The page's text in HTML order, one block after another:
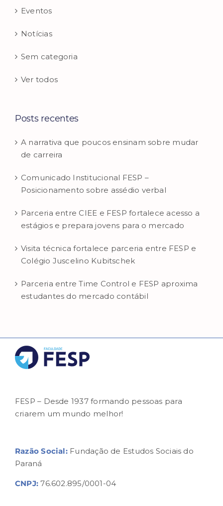
Eventos
Notícias
Sem categoria
Ver todos
Posts recentes
A narrativa que poucos ensinam sobre mudar
de carreira
Comunicado Institucional FESP –
Posicionamento sobre assédio verbal
Parceria entre CIEE e FESP fortalece acesso a
estágios e prepara jovens para o mercado
Visita técnica fortalece parceria entre FESP e
Colégio Juscelino Kubitschek
Parceria entre Time Control e FESP aproxima
estudantes do mercado contábil
FESP – Desde 1937 formando pessoas para
criarem um mundo melhor!
Razão Social:Fundação de Estudos Sociais do
Paraná
CNPJ: 76.602.895/0001-04